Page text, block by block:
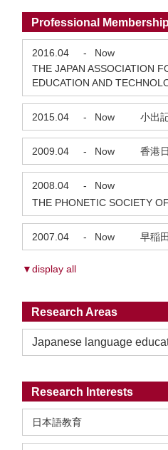
Professional
2016.04 -
Now
THE JAPAN ASSOCIATION
EDUCATION AND
2015.04 - Now 小出
2009.04 - Now 香港
2008.04 -
Now
THE PHONETIC SOCIETY
2007.04 - Now 早稲
▼display all
Research Areas
Japanese language
Research Interests
日本語教育